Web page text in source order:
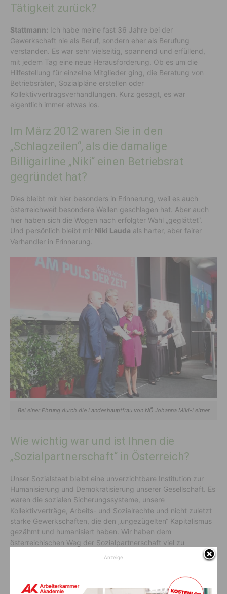
Tätigkeit zurück?
Stattmann: Ich habe meine fast 36 Jahre bei der
Gewerkschaft nie als Beruf, sondern eher als Berufung
verstanden. Es war sehr vielseitig, spannend und erfüllend,
mit jedem Tag eine neue Herausforderung. Ob es um die
Hilfestellung für einzelne Mitglieder ging, die Beratung von
Betriebsräten, Sozialpläne erstellen oder
Kollektivvertragsverhandlungen. Kurz gesagt, es war
eigentlich immer etwas los.
Im März 2012 waren Sie in den
„Schlagzeilen“, als die damalige
Billigairline „Niki“ einen Betriebsrat
gegründet hat?
Dies bleibt mir hier besonders in Erinnerung, weil es auch
österreichweit besondere Wellen geschlagen hat. Aber auch
hier haben sich die Wogen nach erfolgter Wahl „geglättet“.
Und persönlich bleibt mir Niki Lauda als harter, aber fairer
Verhandler in Erinnerung.
Bei einer Ehrung durch die Landeshauptfrau von NÖ Johanna Mikl-Leitner
Wie wichtig war und ist Ihnen die
„Sozialpartnerschaft“ in Österreich?
Unser Sozialstaat bleibt eine unverzichtbare Institution zur
Humanisierung und Demokratisierung unserer Gesellschaft. Es
waren die sozialen Sicherungssysteme, unsere
Kollektivverträge, Arbeits- und Sozialrechte und nicht zuletzt
starke Gewerkschaften, die den „ungezügelten“ Kapitalismus
gezähmt und humanisiert haben. Wir haben dem
österreichischen Weg der Sozialpartnerschaft viel zu
Wie oft kommen Sie noch ins Gailtal zu
Anzeige